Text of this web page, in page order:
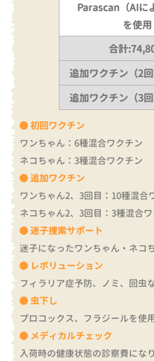
初回ワクチン
ワンちゃん：6種混合ワクチン
ネコちゃん：3種混合ワクチン
追加ワクチン
ワンちゃん2、3回目：10種混合
ネコちゃん2、3回目：3種混合
迷子捜索サポート
迷子になったワンちゃん・ネコ
レボリューション
フィラリア症予防、ノミ、回虫
虫下し
プロコックス、フラジールを使
メディカルチェック
入荷時の健康状態の診察費にな
Parascan（AIに
を使
合計
追加ワクチン（2
追加ワクチン（3